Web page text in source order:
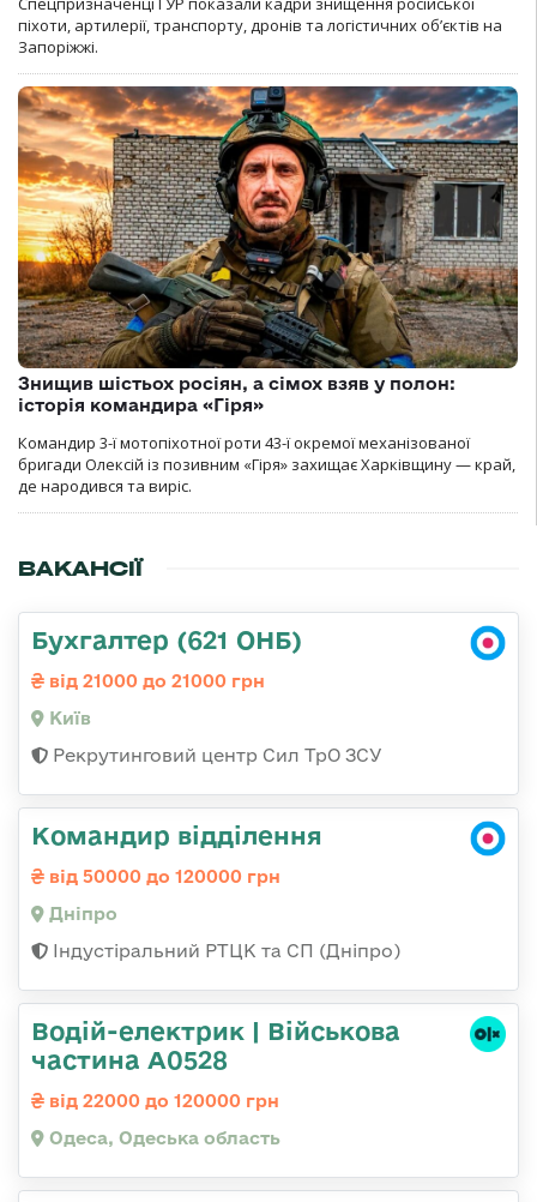
піхоти, артилерії, транспорту, дронів та логістичних об’єктів на
Запоріжжі.
Знищив шістьох росіян, а сімох взяв у полон:
історія командира «Гіря»
Командир 3-ї мотопіхотної роти 43-ї окремої механізованої
бригади Олексій із позивним «Гіря» захищає Харківщину — край,
де народився та виріс.
ВАКАНСІЇ
Бухгалтер (621 ОНБ)
від 21000 до 21000 грн
Київ
Рекрутинговий центр Сил ТрО ЗСУ
Командир відділення
від 50000 до 120000 грн
Дніпро
Індустіральний РТЦК та СП (Дніпро)
Водій-електрик | Військова
частина А0528
від 22000 до 120000 грн
Одеса, Одеська область